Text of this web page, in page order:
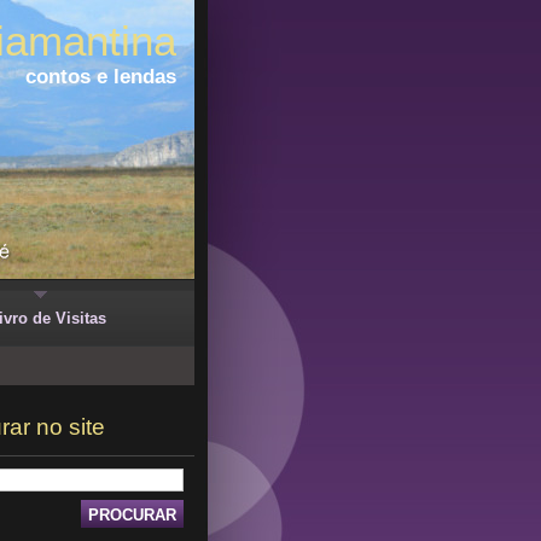
contos e lendas
no site
de Visitas